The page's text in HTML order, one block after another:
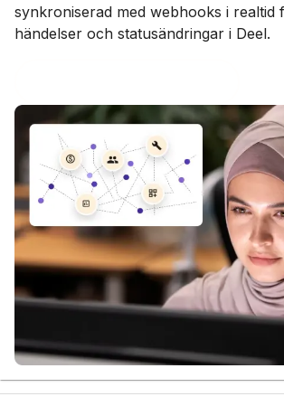
synkroniserad med webhooks i realtid
händelser och statusändringar i Deel.